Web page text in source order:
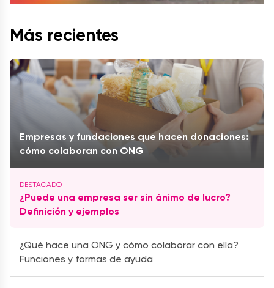
Más recientes
Empresas y fundaciones que hacen donaciones:
cómo colaboran con ONG
¿Puede una empresa ser sin ánimo de lucro?
Definición y ejemplos
¿Qué hace una ONG y cómo colaborar con ella?
Funciones y formas de ayuda